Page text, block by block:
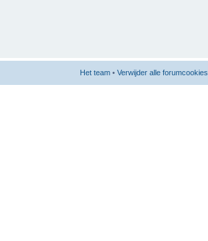
Het team • Verwijder alle forumcookies